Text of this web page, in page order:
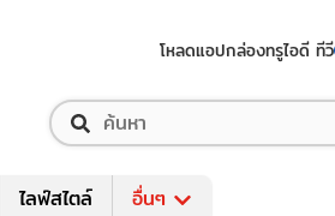
โหลดแอปกล่องทรูไอดี ทีวี
ไลฟ์สไตล์ อื่นๆ